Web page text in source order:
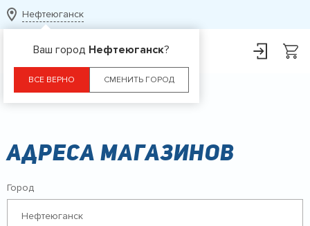
Нефтеюганск
Ваш город Нефтеюганск?
ВСЕ ВЕРНО СМЕНИТЬ ГОРОД
Адреса магазинов
Город
Нефтеюганск